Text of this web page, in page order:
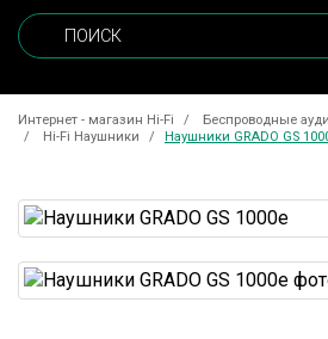
Интернет - магазин Hi-Fi
Беспроводные
Hi-Fi Наушники
Наушники GRADO GS